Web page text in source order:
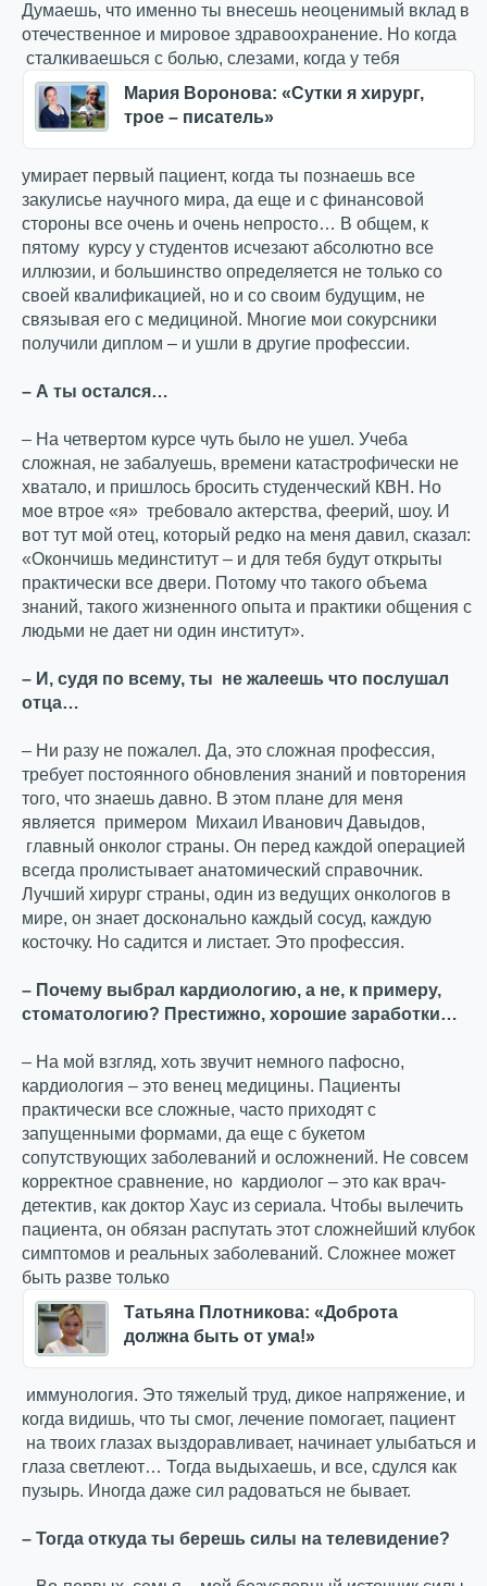
Думаешь, что именно ты внесешь неоценимый вклад в
отечественное и мировое здравоохранение. Но когда
сталкиваешься с болью, слезами, когда у тебя
Мария Воронова: «Сутки я хирург,
трое – писатель»
умирает первый пациент, когда ты познаешь все
закулисье научного мира, да еще и с финансовой
стороны все очень и очень непросто… В общем, к
пятому курсу у студентов исчезают абсолютно все
иллюзии, и большинство определяется не только со
своей квалификацией, но и со своим будущим, не
связывая его с медициной. Многие мои сокурсники
получили диплом – и ушли в другие профессии.
– А ты остался…
– На четвертом курсе чуть было не ушел. Учеба
сложная, не забалуешь, времени катастрофически не
хватало, и пришлось бросить студенческий КВН. Но
мое втрое «я» требовало актерства, феерий, шоу. И
вот тут мой отец, который редко на меня давил, сказал:
«Окончишь мединститут – и для тебя будут открыты
практически все двери. Потому что такого объема
знаний, такого жизненного опыта и практики общения с
людьми не дает ни один институт».
– И, судя по всему, ты не жалеешь что послушал
отца…
– Ни разу не пожалел. Да, это сложная профессия,
требует постоянного обновления знаний и повторения
того, что знаешь давно. В этом плане для меня
является примером Михаил Иванович Давыдов,
главный онколог страны. Он перед каждой операцией
всегда пролистывает анатомический справочник.
Лучший хирург страны, один из ведущих онкологов в
мире, он знает досконально каждый сосуд, каждую
косточку. Но садится и листает. Это профессия.
– Почему выбрал кардиологию, а не, к примеру,
стоматологию? Престижно, хорошие заработки…
– На мой взгляд, хоть звучит немного пафосно,
кардиология – это венец медицины. Пациенты
практически все сложные, часто приходят с
запущенными формами, да еще с букетом
сопутствующих заболеваний и осложнений. Не совсем
корректное сравнение, но кардиолог – это как врач-
детектив, как доктор Хаус из сериала. Чтобы вылечить
пациента, он обязан распутать этот сложнейший клубок
симптомов и реальных заболеваний. Сложнее может
быть разве только
Татьяна Плотникова: «Доброта
должна быть от ума!»
иммунология. Это тяжелый труд, дикое напряжение, и
когда видишь, что ты смог, лечение помогает, пациент
на твоих глазах выздоравливает, начинает улыбаться и
глаза светлеют… Тогда выдыхаешь, и все, сдулся как
пузырь. Иногда даже сил радоваться не бывает.
– Тогда откуда ты берешь силы на телевидение?